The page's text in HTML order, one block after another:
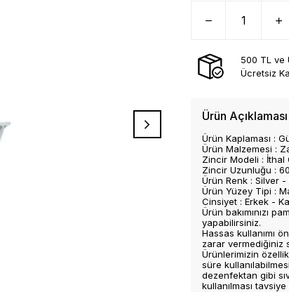
500 TL ve
Ücretsiz
Ürün Açıklaması
Ürün Kaplaması :
Ürün Malzemesi :
Zincir Modeli : İthal
Zincir Uzunluğu :
Ürün Renk : Silver -
Ürün Yüzey Tipi :
Cinsiyet : Erkek -
Ürün bakımınızı
yapabilirsiniz.
Hassas kullanımı
zarar vermediğiniz
Ürünlerimizin
süre
dezenfektan gibi
kullanılması tavsiye